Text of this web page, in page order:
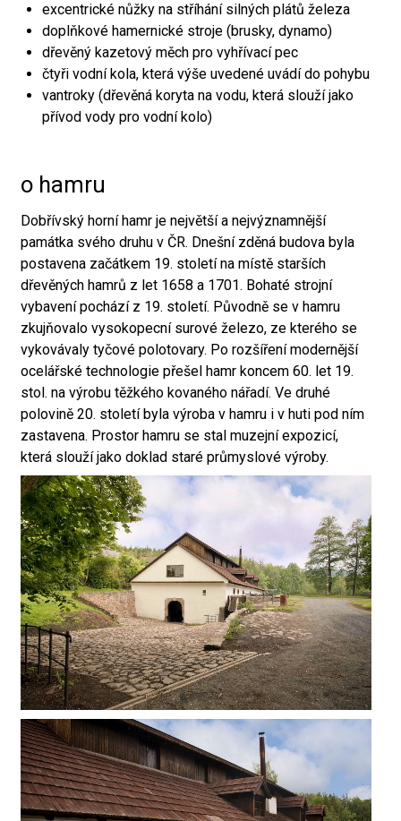
excentrické nůžky na stříhání silných plátů železa
doplňkové hamernické stroje (brusky, dynamo)
dřevěný kazetový měch pro vyhřívací pec
čtyři vodní kola, která výše uvedené uvádí do pohybu
vantroky (dřevěná koryta na vodu, která slouží jako
přívod vody pro vodní kolo)
o hamru
Dobřívský horní hamr je největší a nejvýznamnější
památka svého druhu v ČR. Dnešní zděná budova byla
postavena začátkem 19. století na místě starších
dřevěných hamrů z let 1658 a 1701. Bohaté strojní
vybavení pochází z 19. století. Původně se v hamru
zkujňovalo vysokopecní surové železo, ze kterého se
vykovávaly tyčové polotovary. Po rozšíření modernější
ocelářské technologie přešel hamr koncem 60. let 19.
stol. na výrobu těžkého kovaného nářadí. Ve druhé
polovině 20. století byla výroba v hamru i v huti pod ním
zastavena. Prostor hamru se stal muzejní expozicí,
která slouží jako doklad staré průmyslové výroby.